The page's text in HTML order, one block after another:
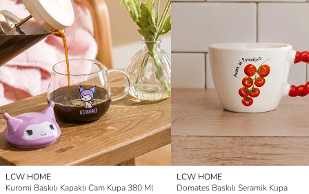
LCW HOME
Kuromi Baskılı Kapaklı Cam Kupa 380 Ml
LCW HOME
Domates Baskılı Seramik Kupa